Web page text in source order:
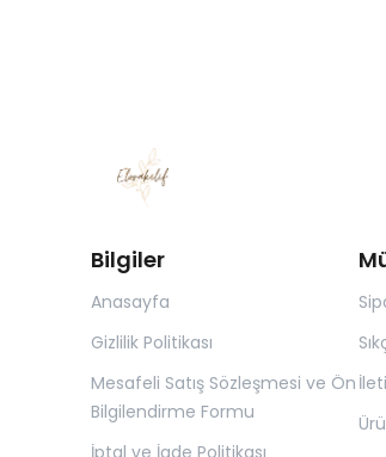
Bilgiler
Anasayfa
Gizlilik Politikası
Mesafeli Satış Sözleşmesi ve Ön
Bilgilendirme Formu
İptal ve İade Politikası